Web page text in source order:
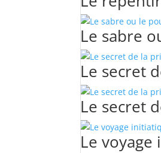
Le sabre
Le secret
Le secret
Le voyage